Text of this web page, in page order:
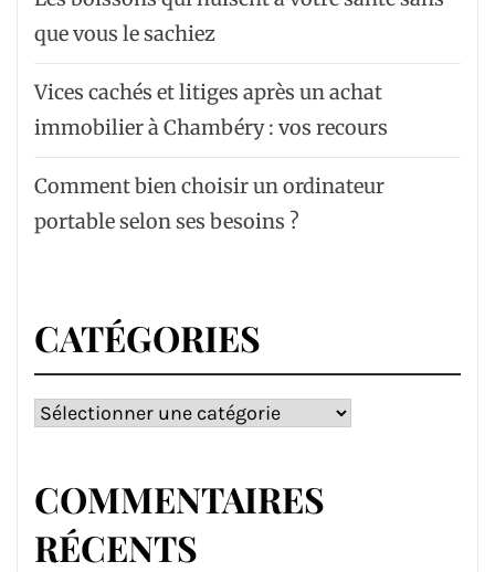
que vous le sachiez
Vices cachés et litiges après un achat
immobilier à Chambéry : vos recours
Comment bien choisir un ordinateur
portable selon ses besoins ?
CATÉGORIES
Catégories
COMMENTAIRES
RÉCENTS